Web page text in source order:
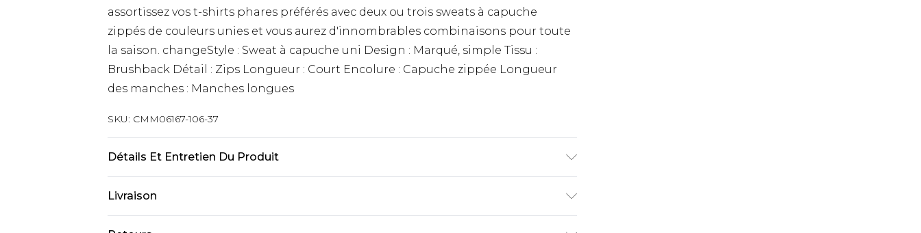
assortissez vos t-shirts phares préférés avec deux ou trois sweats à capuche
zippés de couleurs unies et vous aurez d'innombrables combinaisons pour toute
la saison. changeStyle : Sweat à capuche uni Design : Marqué, simple Tissu :
Brushback Détail : Zips Longueur : Court Encolure : Capuche zippée Longueur
des manches : Manches longues
SKU: CMM06167-106-37
Détails Et Entretien Du Produit
Livraison
Livraison standard France
€9.99